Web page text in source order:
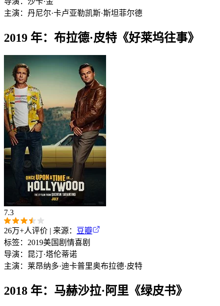
主演： 丹尼尔·卡卢亚勒凯斯·斯坦菲尔德
2019 年：布拉德·皮特《好莱坞往事》
7.3
26万+人评价 | 来源：
豆瓣
标签： 2019美国 剧情喜剧
导演：
昆汀·塔伦蒂诺
主演： 莱昂纳多·迪卡普里奥布拉德·皮特
2018 年：马赫沙拉·阿里《绿皮书》